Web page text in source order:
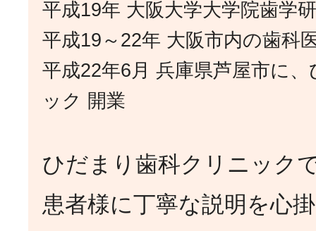
平成19年 大阪大学大学院歯学
平成19～22年 大阪市内の歯科
平成22年6月 兵庫県芦屋市に
ック 開業
ひだまり歯科クリニック
患者様に丁寧な説明を心